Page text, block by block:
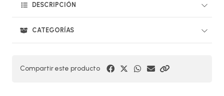
DESCRIPCIÓN
CATEGORÍAS
Compartir este producto